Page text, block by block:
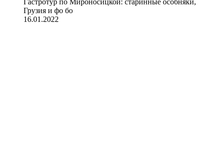
Гастротур по Мироносицкой: старинные особняки,
Грузия и фо бо
16.01.2022